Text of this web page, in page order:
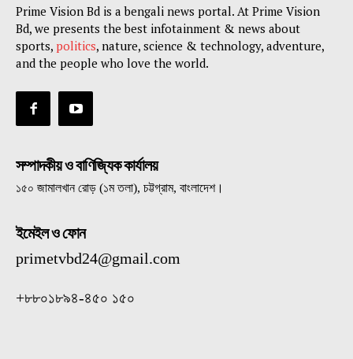
Prime Vision Bd is a bengali news portal. At Prime Vision
Bd, we presents the best infotainment & news about
sports, politics, nature, science & technology, adventure,
and the people who love the world.
সম্পাদকীয় ও বাণিজ্যিক কার্যালয়
১৫০ জামালখান রোড় (১ম তলা), চট্টগ্রাম, বাংলাদেশ।
ইমেইল ও ফোন
primetvbd24@gmail.com
+৮৮০১৮৯৪-৪৫০ ১৫০